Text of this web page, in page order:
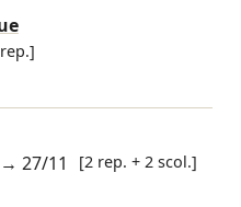
→27/11 [2 rep. + 2 scol.]